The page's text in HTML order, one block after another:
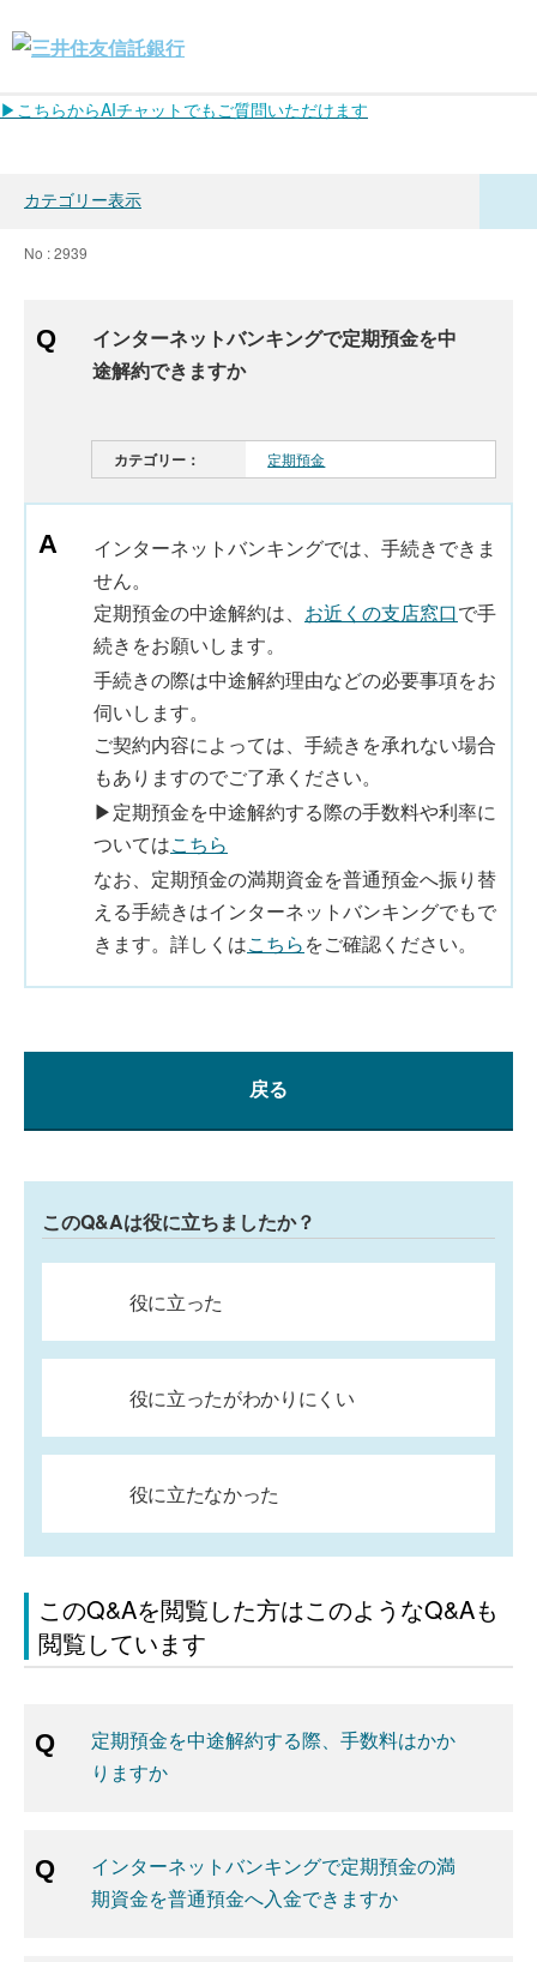
▶こちらからAIチャットでもご質問いただけます
カテゴリー表示
No : 2939
インターネットバンキングで定期預金を中
途解約できますか
カテゴリー： 定期預金
インターネットバンキングでは、手続きできま
せん。
定期預金の中途解約は、 お近くの支店窓口で手
続きをお願いします。
手続きの際は中途解約理由などの必要事項をお
伺いします。
ご契約内容によっては、手続きを承れない場合
もありますのでご了承ください。
▶定期預金を中途解約する際の手数料や利率に
ついてはこちら
なお、定期預金の満期資金を普通預金へ振り替
える手続きはインターネットバンキングでもで
きます。詳しくはこちらをご確認ください。
戻る
このQ&Aは役に立ちましたか？
役に立った
役に立ったがわかりにくい
役に立たなかった
このQ&Aを閲覧した方はこのようなQ&Aも
閲覧しています
定期預金を中途解約する際、手数料はかか
りますか
インターネットバンキングで定期預金の満
期資金を普通預金へ入金できますか